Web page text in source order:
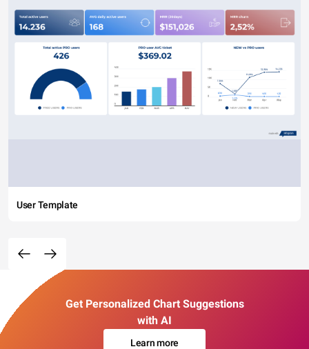
User Template
Get Personalized Chart Suggestions
with AI
Learn more